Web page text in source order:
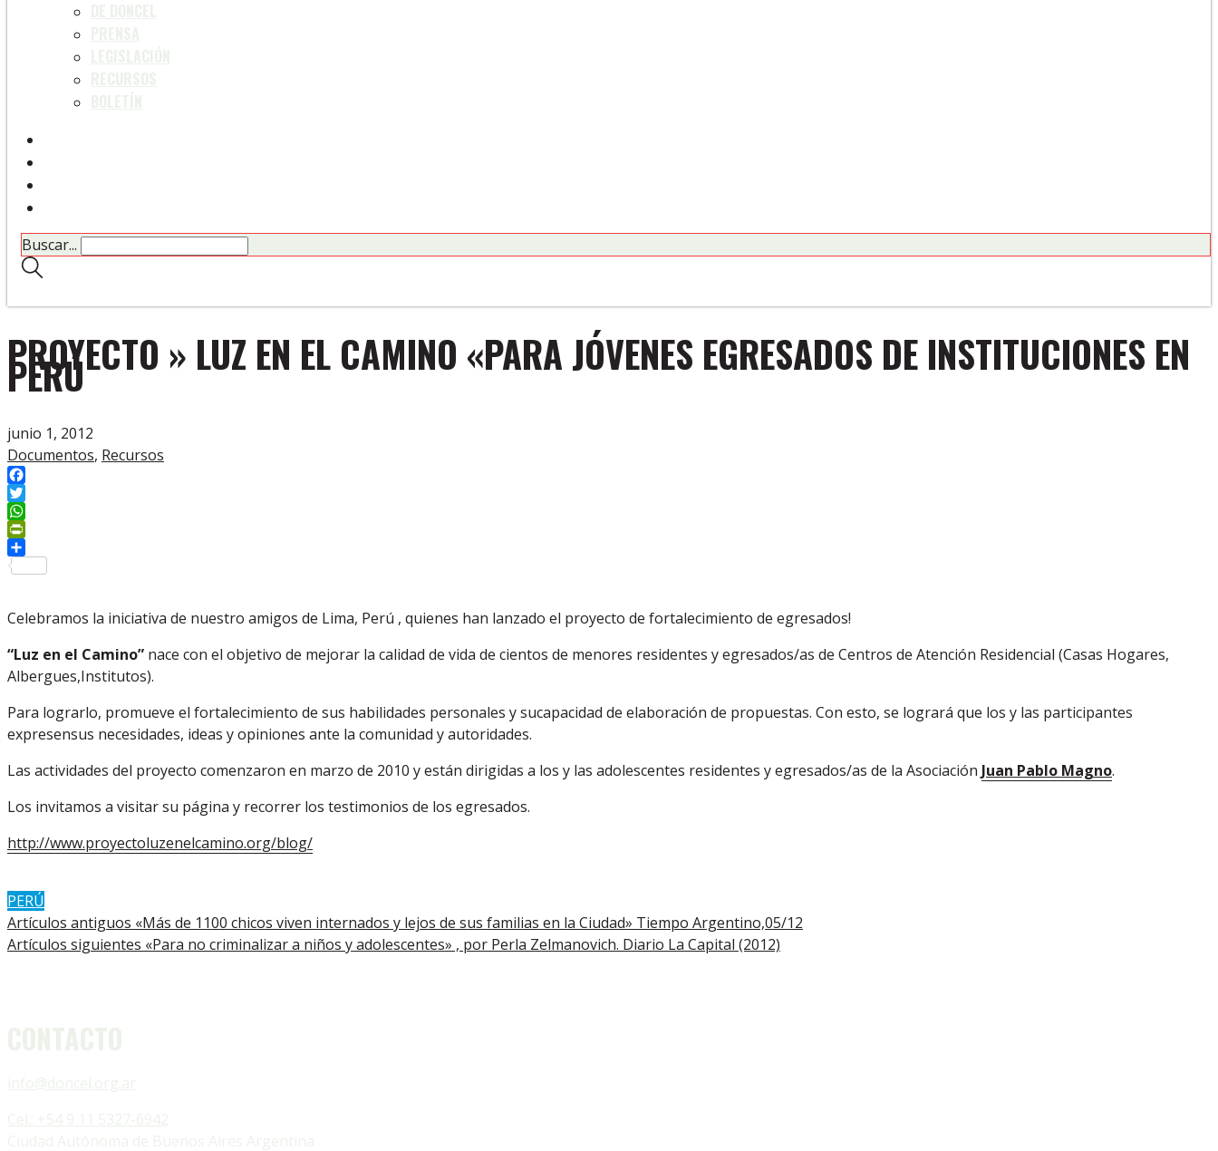
Buscar...
PROYECTO » LUZ EN EL CAMINO «PARA JÓVENES EGRESADOS DE INSTITUCIONES EN
PERÚ
junio 1, 2012
Documentos, Recursos
Facebook
Twitter
WhatsApp
PrintFriendly
Celebramos la iniciativa de nuestro amigos de Lima, Perú , quienes han lanzado el proyecto de fortalecimiento de egresados!
“Luz en el Camino” nace con el objetivo de mejorar la calidad de vida de cientos de menores residentes y egresados/as de Centros de Atención Residencial (Casas Hogares,
Albergues,Institutos).
Para lograrlo, promueve el fortalecimiento de sus habilidades personales y sucapacidad de elaboración de propuestas. Con esto, se logrará que los y las participantes
expresensus necesidades, ideas y opiniones ante la comunidad y autoridades.
Las actividades del proyecto comenzaron en marzo de 2010 y están dirigidas a los y las adolescentes residentes y egresados/as de la Asociación Juan Pablo Magno.
Los invitamos a visitar su página y recorrer los testimonios de los egresados.
http://www.proyectoluzenelcamino.org/blog/
PERÚ
Artículos antiguos «Más de 1100 chicos viven internados y lejos de sus familias en la Ciudad» Tiempo Argentino,05/12
Artículos siguientes «Para no criminalizar a niños y adolescentes» , por Perla Zelmanovich. Diario La Capital (2012)